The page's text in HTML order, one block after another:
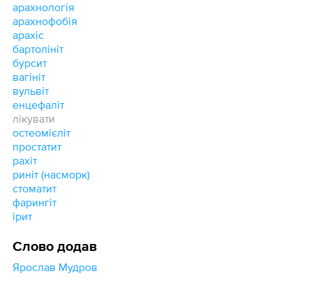
арахнологія
арахнофобія
арахіс
бартолініт
бурсит
вагініт
вульвіт
енцефаліт
лікувати
остеомієліт
простатит
рахіт
риніт (насморк)
стоматит
фарингіт
ірит
Слово додав
Ярослав Мудров